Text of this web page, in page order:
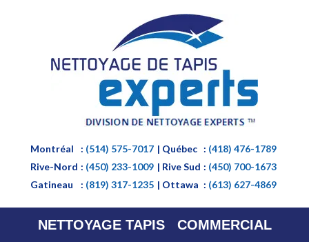
Montréal : (514) 575-7017 | Québec : (418) 476-1789
Rive-Nord : (450) 233-1009 | Rive Sud : (450) 700-1673
Gatineau
: (819) 317-1235 | Ottawa : (613) 627-4869
NETTOYAGE TAPIS COMMERCIAL